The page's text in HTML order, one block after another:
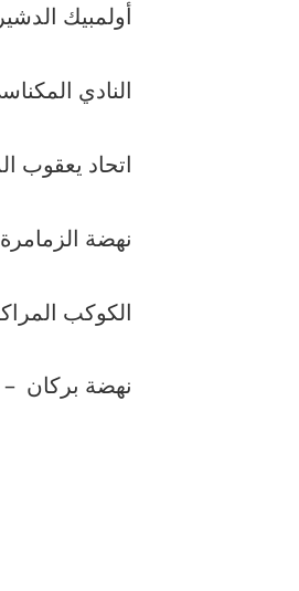
أولمبيك
النادي
اتحاد يعقوب
نهضة
الكوكب
نهضة بركان –